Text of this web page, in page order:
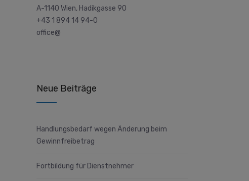
A-1140 Wien, Hadikgasse 90
+43 1 894 14 94-0
office@
Neue Beiträge
Handlungsbedarf wegen Änderung beim
Gewinnfreibetrag
Fortbildung für Dienstnehmer